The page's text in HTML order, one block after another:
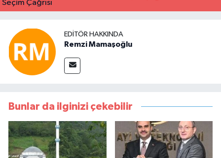
EDITÖR HAKKINDA
Remzi Mamaşoğlu
Bunlar da ilginizi çekebilir